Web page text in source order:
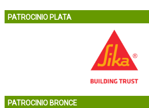
PATROCINIO PLATA
PATROCINIO BRONCE